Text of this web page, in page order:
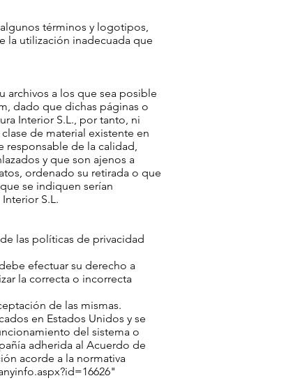
términos y logotipos,
la utilización inadecuada que
archivos a los que sea posible
, dado que dichas páginas o
Interior S.L., por tanto, ni
de material existente en
responsable de la calidad,
y que son ajenos a
ordenado su retirada o que
se indiquen serían
S.L.
las políticas de privacidad
efectuar su derecho a
la correcta o incorrecta
de las mismas.
en Estados Unidos y se
del sistema o
adherida al Acuerdo de
acorde a la normativa